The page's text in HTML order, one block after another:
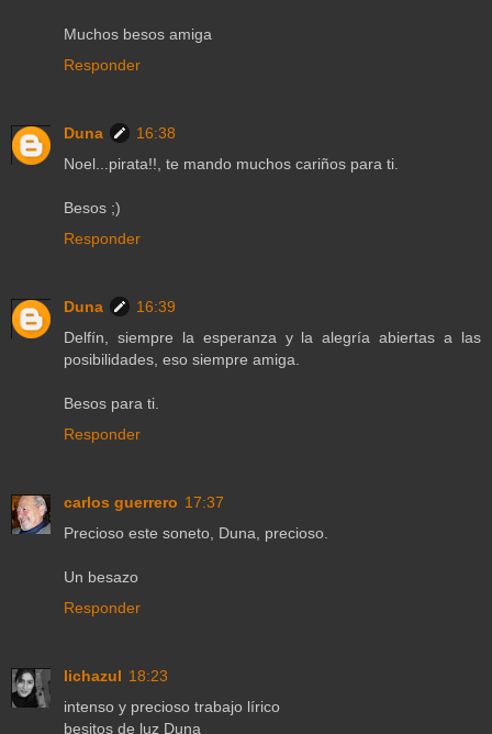
Muchos besos amiga
Responder
Duna
16:38
Noel...pirata!!, te mando muchos cariños para ti.
Besos ;)
Responder
Duna
16:39
Delfín, siempre la esperanza y la alegría abiertas a las
posibilidades, eso siempre amiga.
Besos para ti.
Responder
carlos guerrero 17:37
Precioso este soneto, Duna, precioso.
Un besazo
Responder
lichazul 18:23
intenso y precioso trabajo lírico
besitos de luz Duna